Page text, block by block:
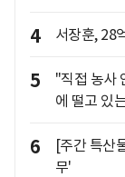
4 서장훈, 28
5
"직접 농사
에 떨고 있
6
[주간 특산
무'